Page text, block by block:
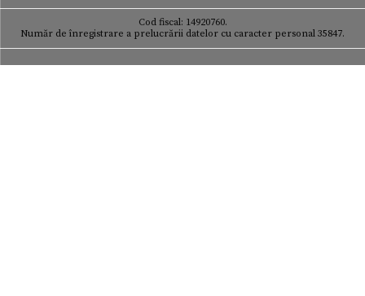
Cod fiscal: 14920760.
Număr de înregistrare a prelucrării datelor cu caracter personal 35847.